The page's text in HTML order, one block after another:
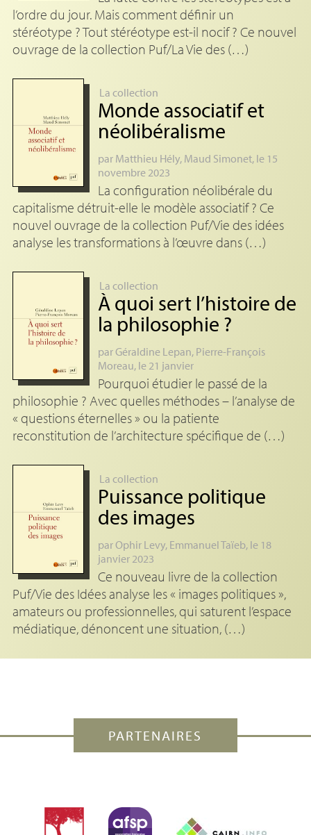
l’ordre du jour. Mais comment définir un
stéréotype ? Tout stéréotype est-il nocif ? Ce nouvel
ouvrage de la collection Puf/La Vie des (…)
La collection
Monde associatif et
néolibéralisme
par Matthieu Hély, Maud Simonet, le 15
novembre 2023
La configuration néolibérale du
capitalisme détruit-elle le modèle associatif ? Ce
nouvel ouvrage de la collection Puf/Vie des idées
analyse les transformations à l’œuvre dans (…)
La collection
À quoi sert l’histoire de
la philosophie ?
parGéraldine Lepan, Pierre-François
Moreau, le 21 janvier
Pourquoi étudier le passé de la
philosophie ? Avec quelles méthodes – l’analyse de
« questions éternelles » ou la patiente
reconstitution de l’architecture spécifique de (…)
La collection
Puissance politique
des images
parOphir Levy, Emmanuel Taïeb, le 18
janvier 2023
Ce nouveau livre de la collection
Puf/Vie des Idées analyse les « images politiques »,
amateurs ou professionnelles, qui saturent l’espace
médiatique, dénoncent une situation, (…)
PARTENAIRES